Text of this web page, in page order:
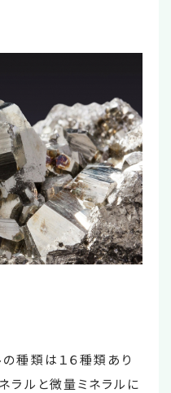
種類は１６種類あり
ラルと微量ミネラルに